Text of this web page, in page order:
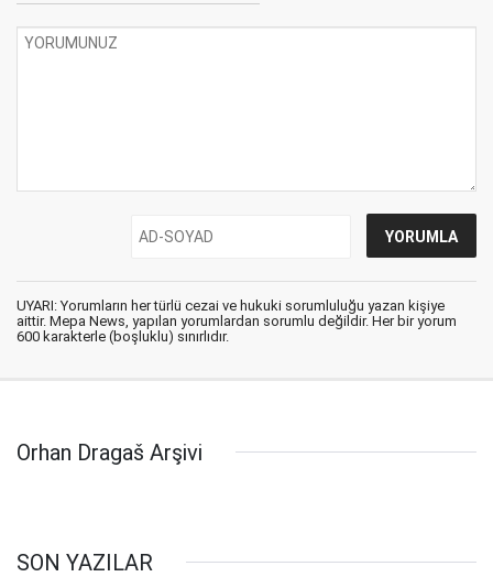
UYARI: Yorumların her türlü cezai ve hukuki sorumluluğu yazan kişiye
aittir. Mepa News, yapılan yorumlardan sorumlu değildir. Her bir yorum
600 karakterle (boşluklu) sınırlıdır.
Orhan Dragaš Arşivi
SON YAZILAR